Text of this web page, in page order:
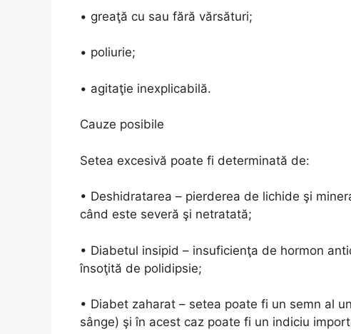
• greaţă cu sau fără vărsături;
• poliurie;
• agitaţie inexplicabilă.
Cauze posibile
Setea excesivă poate fi determinată de:
• Deshidratarea – pierderea de lichide şi
când este severă şi netratată;
• Diabetul insipid – insuficienţa de hormon
însoţită de polidipsie;
• Diabet zaharat – setea poate fi un semn al
sânge) şi în acest caz poate fi un indiciu